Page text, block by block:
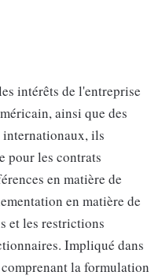
intérêts de l'entreprise
ainsi que des
internationaux, ils
pour les contrats
en matière de
en matière de
et les restrictions
Impliqué dans
la formulation